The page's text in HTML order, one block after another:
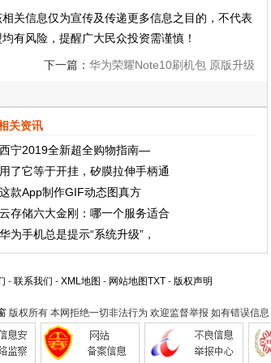
关信息仅为宣传及传递更多信息之目的，不代表
有风险，提醒广大民众投资需谨慎！
下一篇： 华为荣耀Note10刷机包 原版升级
关资讯
西宁2019全新超全购物指南—
用了它等于开挂，矽膜拉伸手柄通
这款App制作GIF动态图真方
云存储六大金刚：哪一个服务适合
华为手机总是提示“系统升级”，
- 联系我们 - XML地图 - 网站地图TXT- 版权声明
版权所有 本网拒绝一切非法行为 欢迎监督举报 如有错误信